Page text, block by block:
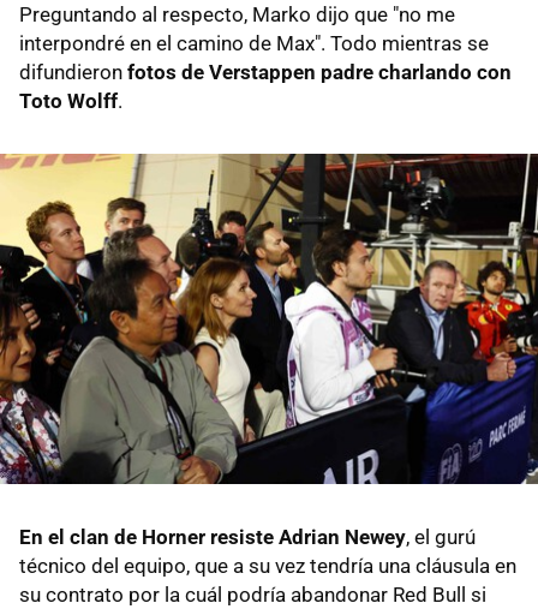
Preguntando al respecto, Marko dijo que "no me
interpondré en el camino de Max". Todo mientras se
difundieron fotos de Verstappen padre charlando con
Toto Wolff.
En el clan de Horner resiste Adrian Newey, el gurú
técnico del equipo, que a su vez tendría una cláusula en
su contrato por la cuál podría abandonar Red Bull si